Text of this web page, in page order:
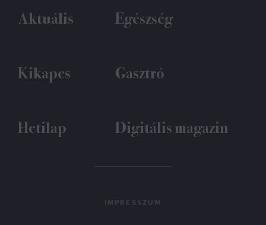
Aktuális Egészség
Kikapcs Gasztró
Hetilap Digitális magazin
IMPRESSZUM